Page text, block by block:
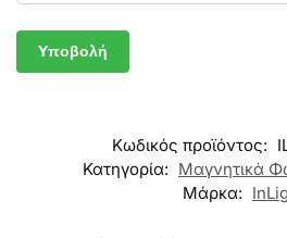
Κωδικός προϊόντος:
Κατηγορία: Μαγνητικά
Μάρκα: